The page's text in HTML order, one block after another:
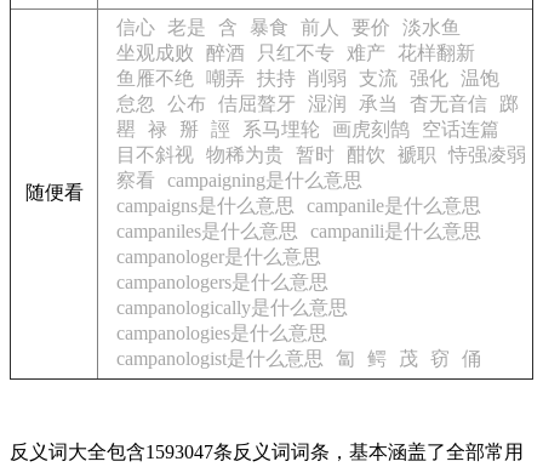
随便看
信心 老是 含 暴食 前人 要价
淡水鱼
坐观成败
醉酒 只红不专 难产
花样翻新
鱼雁不绝
嘲弄 扶持 削弱 支流 强化 温饱
怠忽
公布 佶屈聱牙 湿润 承当 杳无音信
踯
罌
禄 掰 誙 系马埋轮 画虎刻鹄
空话连篇
目不斜视 物稀为贵 暂时 酣饮 褫职
恃强凌弱
察看
campaigning是什么意思
campaigns是什么意思
campanile是什么意思
campaniles是什么意思
campanili是什么意思
campanologer是什么意思
campanologers是什么意思
campanologically是什么意思
campanologies是什么意思
campanologist是什么意思
匐 鳄 茂 窃 俑
反义词大全包含1593047条反义词词条，基本涵盖了全部常用